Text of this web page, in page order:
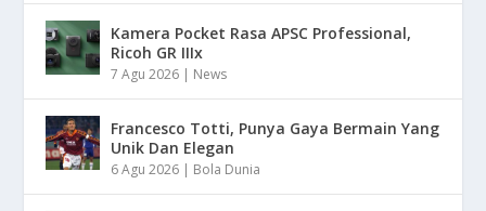
Kamera Pocket Rasa APSC Professional,
Ricoh GR IIIx
7 Agu 2026 | News
Francesco Totti, Punya Gaya Bermain Yang
Unik Dan Elegan
6 Agu 2026 | Bola Dunia